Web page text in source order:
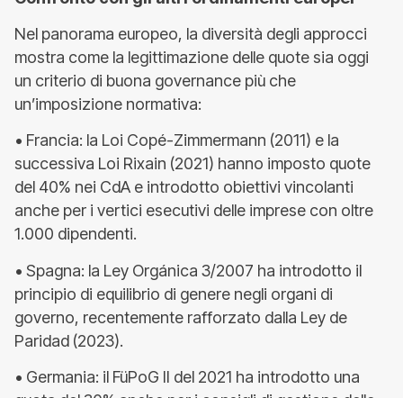
Nel panorama europeo, la diversità degli approcci
mostra come la legittimazione delle quote sia oggi
un criterio di buona governance più che
un’imposizione normativa:
• Francia: la Loi Copé-Zimmermann (2011) e la
successiva Loi Rixain (2021) hanno imposto quote
del 40% nei CdA e introdotto obiettivi vincolanti
anche per i vertici esecutivi delle imprese con oltre
1.000 dipendenti.
• Spagna: la Ley Orgánica 3/2007 ha introdotto il
principio di equilibrio di genere negli organi di
governo, recentemente rafforzato dalla Ley de
Paridad (2023).
• Germania: il FüPoG II del 2021 ha introdotto una